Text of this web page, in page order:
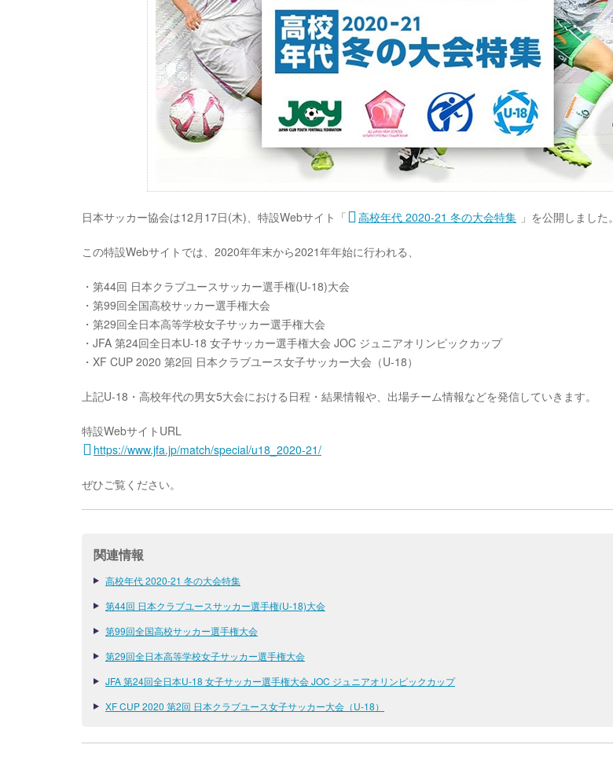
日本サッカー協会は12月17日(木)、特設Webサイト「 高校年代 2020-21 冬の大会特集 」を公開しました。
この特設Webサイトでは、2020年年末から2021年年始に行われる、
・第44回 日本クラブユースサッカー選手権(U-18)大会
・第99回全国高校サッカー選手権大会
・第29回全日本高等学校女子サッカー選手権大会
・JFA 第24回全日本U-18 女子サッカー選手権大会 JOC ジュニアオリンピックカップ
・XF CUP 2020 第2回 日本クラブユース女子サッカー大会（U-18）
上記U-18・高校年代の男女5大会における日程・結果情報や、出場チーム情報などを発信していきます。
特設WebサイトURL
https://www.jfa.jp/match/special/u18_2020-21/
ぜひご覧ください。
関連情報
高校年代 2020-21 冬の大会特集
第44回 日本クラブユースサッカー選手権(U-18)大会
第99回全国高校サッカー選手権大会
第29回全日本高等学校女子サッカー選手権大会
JFA 第24回全日本U-18 女子サッカー選手権大会 JOC ジュニアオリンピックカップ
XF CUP 2020 第2回 日本クラブユース女子サッカー大会（U-18）